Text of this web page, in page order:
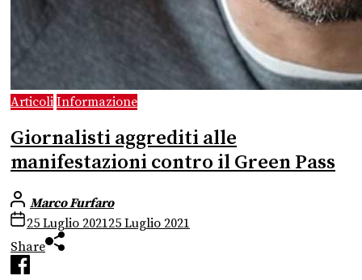
Articoli Informazione
Giornalisti aggrediti alle
manifestazioni contro il Green Pass
Marco Furfaro
25 Luglio 202125 Luglio 2021
Share